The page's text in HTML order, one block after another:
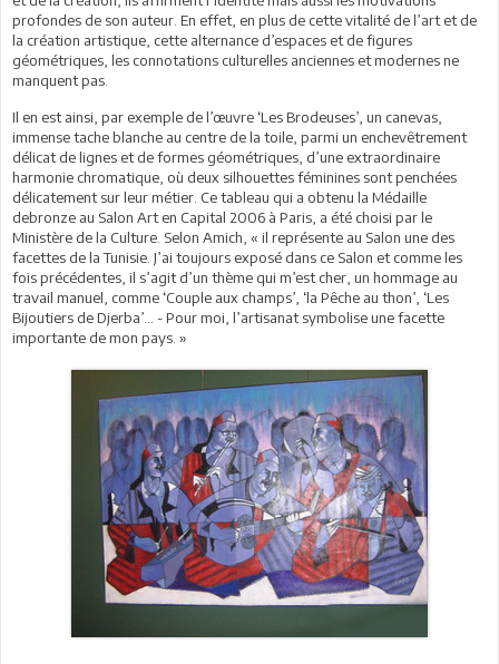
profondes de son auteur. En effet, en plus de cette vitalité de l’art et de
la création artistique, cette alternance d’espaces et de figures
géométriques, les connotations culturelles anciennes et modernes ne
manquent pas.
Il en est ainsi, par exemple de l’œuvre ‘Les Brodeuses’, un canevas,
immense tache blanche au centre de la toile, parmi un enchevêtrement
délicat de lignes et de formes géométriques, d’une extraordinaire
harmonie chromatique, où deux silhouettes féminines sont penchées
délicatement sur leur métier. Ce tableau qui a obtenu la Médaille
debronze au Salon Art en Capital 2006 à Paris, a été choisi par le
Ministère de la Culture. Selon Amich, « il représente au Salon une des
facettes de la Tunisie. J’ai toujours exposé dans ce Salon et comme les
fois précédentes, il s’agit d’un thème qui m’est cher, un hommage au
travail manuel, comme ‘Couple aux champs’, ‘la Pêche au thon’, ‘Les
Bijoutiers de Djerba’… - Pour moi, l’artisanat symbolise une facette
importante de mon pays. »